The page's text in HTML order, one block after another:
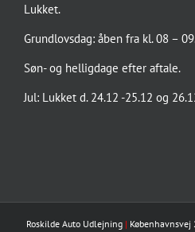
Lukket.
Grundlovsdag: åben fra kl. 08 –
Søn- og helligdage efter aftale.
Jul: Lukket d. 24.12 -25.12 og
Roskilde Auto Udlejning | Københavnsvej